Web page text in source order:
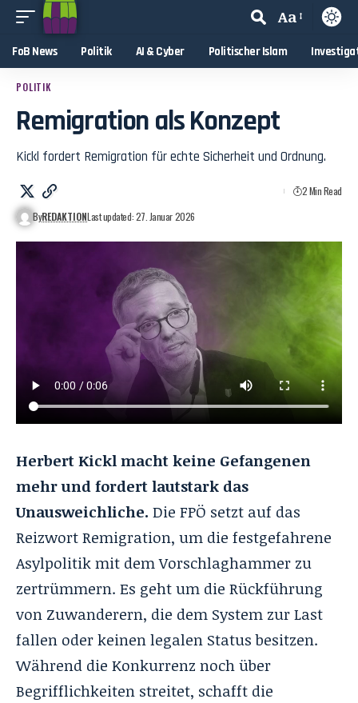
Aa
FoB News Politik AI & Cyber Politischer Islam
POLITIK
Remigration als Konzept
Kickl fordert Remigration für echte Sicherheit und Ordnung.
ByREDAKTIONLast updated: 27. Januar 2026
2 Min Read
Herbert Kickl macht keine Gefangenen
mehr und fordert lautstark das
Unausweichliche. Die FPÖ setzt auf das
Reizwort Remigration, um die festgefahrene
Asylpolitik mit dem Vorschlaghammer zu
zertrümmern. Es geht um die Rückführung
von Zuwanderern, die dem System zur Last
fallen oder keinen legalen Status besitzen.
Während die Konkurrenz noch über
Begrifflichkeiten streitet, schafft die